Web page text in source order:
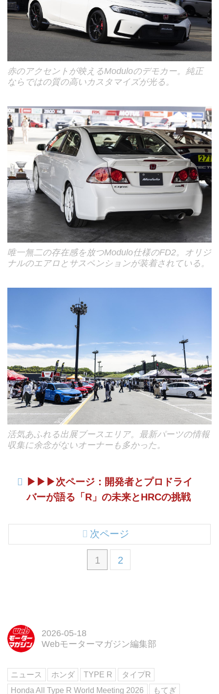
赤のアクセントが映えるModuloのデモカー。純正
ならではの質の高いカスタマイズが光る。
唯一無二の存在感を放つModulo仕様のFD2。オリジ
ナルのエアロとサスペンションが装着されている。
活気あふれる出展ブースエリア。最新パーツの情報
収集に余念がないオーナーも多かった。
▶︎▶︎▶︎次ページ：開発者とプロドライ
バーが語る「R」の未来とHRCの挑戦
1 2
次ページ
2026-05-18
Webモーターマガジン編集部
ニュース ホンダ TYPE R
タイプR
Honda All Type R World Meeting 2026
もてぎ